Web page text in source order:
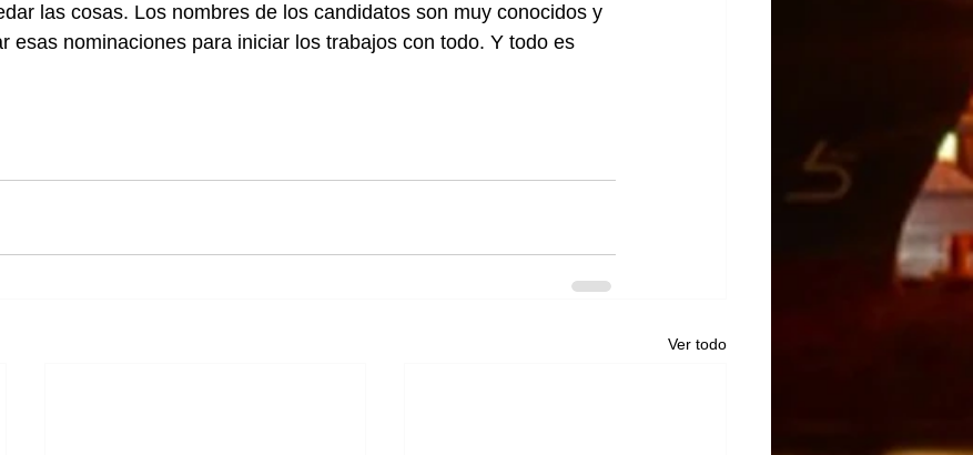
las cosas. Los nombres de los candidatos son muy conocidos y
esas nominaciones para iniciar los trabajos con todo. Y todo es
Ver todo